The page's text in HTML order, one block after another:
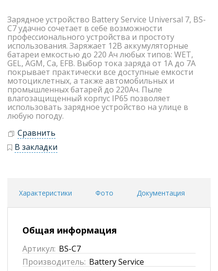
Зарядное устройство Battery Service Universal 7, BS-
C7 удачно сочетает в себе возможности
профессионального устройства и простоту
использования. Заряжает 12В аккумуляторные
батареи емкостью до 220 Ач любых типов: WET,
GEL, AGM, Ca, EFB. Выбор тока заряда от 1А до 7А
покрывает практически все доступные емкости
мотоциклетных, а также автомобильных и
промышленных батарей до 220Ач. Пыле
влагозащищенный корпус IP65 позволяет
использовать зарядное устройство на улице в
любую погоду.
Сравнить
В закладки
Характеристики Фото Документация
Общая информация
Артикул: BS-C7
Производитель: Battery Service